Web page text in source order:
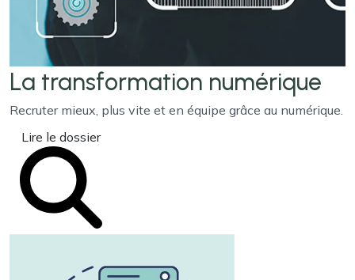
La transformation numérique
Recruter mieux, plus vite et en équipe grâce au numérique.
Lire le dossier